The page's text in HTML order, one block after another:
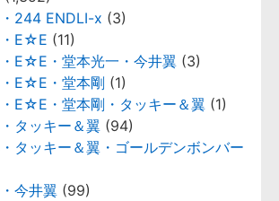
244 ENDLI-x (3)
E☆E (11)
E☆E・堂本光一・今井翼 (3)
E☆E・堂本剛 (1)
E☆E・堂本剛・タッキー＆翼 (1)
タッキー＆翼 (94)
タッキー＆翼・ゴールデンボンバー
今井翼 (99)